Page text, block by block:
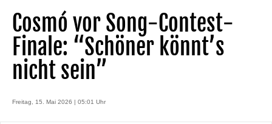
Cosmó vor Song-Contest-
Finale: “Schöner könnt’s
nicht sein”
Freitag, 15. Mai 2026 | 05:01 Uhr